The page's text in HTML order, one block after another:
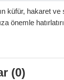
küfür, hakaret
önemle
(0)